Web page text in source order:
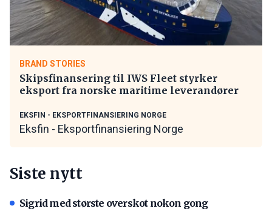
BRAND STORIES
Skipsfinansering til IWS Fleet styrker
eksport fra norske maritime leverandører
EKSFIN - EKSPORTFINANSIERING NORGE
Eksfin - Eksportfinansiering Norge
Siste nytt
Sigrid med største overskot nokon gong